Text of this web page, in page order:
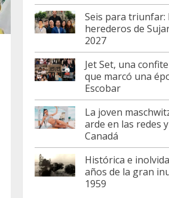
Seis para triunfar:
herederos de
2027
Jet Set, una
que marcó una
Escobar
La joven
arde en las redes
Canadá
Histórica e
años de la gran
1959